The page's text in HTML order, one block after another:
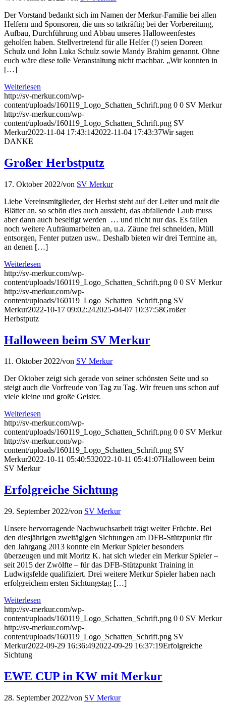
Der Vorstand bedankt sich im Namen der Merkur-Familie bei allen
Helfern und Sponsoren, die uns so tatkräftig bei der Vorbereitung,
Aufbau, Durchführung und Abbau unseres Halloweenfestes
geholfen haben. Stellvertretend für alle Helfer (!) seien Doreen
Schulz und John Luka Schulz sowie Mandy Brahim genannt. Ohne
euch wäre diese tolle Veranstaltung nicht machbar. „Wir konnten in
[…]
Weiterlesen
http://sv-merkur.com/wp-
content/uploads/160119_Logo_Schatten_Schrift.png 0 0 SV Merkur
http://sv-merkur.com/wp-
content/uploads/160119_Logo_Schatten_Schrift.png SV
Merkur2022-11-04 17:43:142022-11-04 17:43:37Wir sagen
DANKE
Großer Herbstputz
17. Oktober 2022/von SV Merkur
Liebe Vereinsmitglieder, der Herbst steht auf der Leiter und malt die
Blätter an. so schön dies auch aussieht, das abfallende Laub muss
aber dann auch beseitigt werden … und nicht nur das. Es fallen
noch weitere Aufräumarbeiten an, u.a. Zäune frei schneiden, Müll
entsorgen, Fenter putzen usw.. Deshalb bieten wir drei Termine an,
an denen […]
Weiterlesen
http://sv-merkur.com/wp-
content/uploads/160119_Logo_Schatten_Schrift.png 0 0 SV Merkur
http://sv-merkur.com/wp-
content/uploads/160119_Logo_Schatten_Schrift.png SV
Merkur2022-10-17 09:02:242025-04-07 10:37:58Großer
Herbstputz
Halloween beim SV Merkur
11. Oktober 2022/von SV Merkur
Der Oktober zeigt sich gerade von seiner schönsten Seite und so
steigt auch die Vorfreude von Tag zu Tag. Wir freuen uns schon auf
viele kleine und große Geister.
Weiterlesen
http://sv-merkur.com/wp-
content/uploads/160119_Logo_Schatten_Schrift.png 0 0 SV Merkur
http://sv-merkur.com/wp-
content/uploads/160119_Logo_Schatten_Schrift.png SV
Merkur2022-10-11 05:40:532022-10-11 05:41:07Halloween beim
SV Merkur
Erfolgreiche Sichtung
29. September 2022/von SV Merkur
Unsere hervorragende Nachwuchsarbeit trägt weiter Früchte. Bei
den diesjährigen zweitägigen Sichtungen am DFB-Stützpunkt für
den Jahrgang 2013 konnte ein Merkur Spieler besonders
überzeugen und mit Moritz K. hat sich wieder ein Merkur Spieler –
seit 2015 der Zwölfte – für das DFB-Stützpunkt Training in
Ludwigsfelde qualifiziert. Drei weitere Merkur Spieler haben nach
erfolgreichem ersten Sichtungstag […]
Weiterlesen
http://sv-merkur.com/wp-
content/uploads/160119_Logo_Schatten_Schrift.png 0 0 SV Merkur
http://sv-merkur.com/wp-
content/uploads/160119_Logo_Schatten_Schrift.png SV
Merkur2022-09-29 16:36:492022-09-29 16:37:19Erfolgreiche
Sichtung
EWE CUP in KW mit Merkur
28. September 2022/von SV Merkur